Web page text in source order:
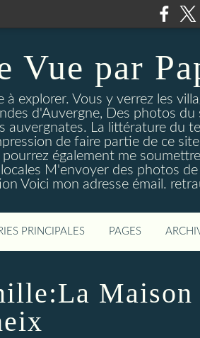
Vue par
explorer. Vous y verrez les
d'Auvergne, Des photos
auvergnates. La littérature du
de faire partie de ce
également me
M'envoyer des photos
Voici mon adresse émail.
PRINCIPALES PAGES
Maison